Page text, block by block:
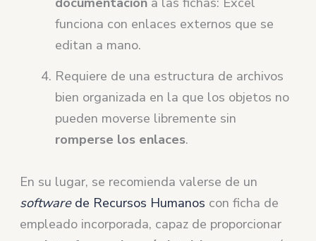
funciona con enlaces externos que se
editan a mano.
Requiere de una estructura de archivos
bien organizada en la que los objetos no
pueden moverse libremente sin
romperse los enlaces.
En su lugar, se recomienda valerse de un
softwarede Recursos Humanos con ficha de
empleado incorporada, capaz de proporcionar